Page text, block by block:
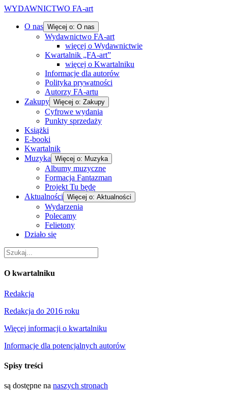
WYDAWNICTWO FA-art
O nas Więcej o: O nas
Wydawnictwo FA-art
więcej o Wydawnictwie
Kwartalnik „FA-art”
więcej o Kwartalniku
Informacje dla autorów
Polityka prywatności
Autorzy FA-artu
Zakupy Więcej o: Zakupy
Cyfrowe wydania
Punkty sprzedaży
Książki
E-booki
Kwartalnik
Muzyka Więcej o: Muzyka
Albumy muzyczne
Formacja Fantazman
Projekt Tu będę
Aktualności Więcej o: Aktualności
Wydarzenia
Polecamy
Felietony
Działo się
O kwartalniku
Redakcja
Redakcja do 2016 roku
Więcej informacji o kwartalniku
Informacje dla potencjalnych autorów
Spisy treści
są dostępne na naszych stronach